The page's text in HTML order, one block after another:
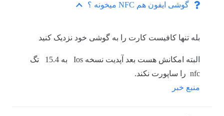
گوشی ایفون هم NFC میخونه ؟
بله تنها کافیست کارت را به گوشی خود نزدیک کنید
البته امکانش هست بعد آپدیت نسخه Ios به 15.4 تگ
nfc را ساپورت نکند.
منبع خبر